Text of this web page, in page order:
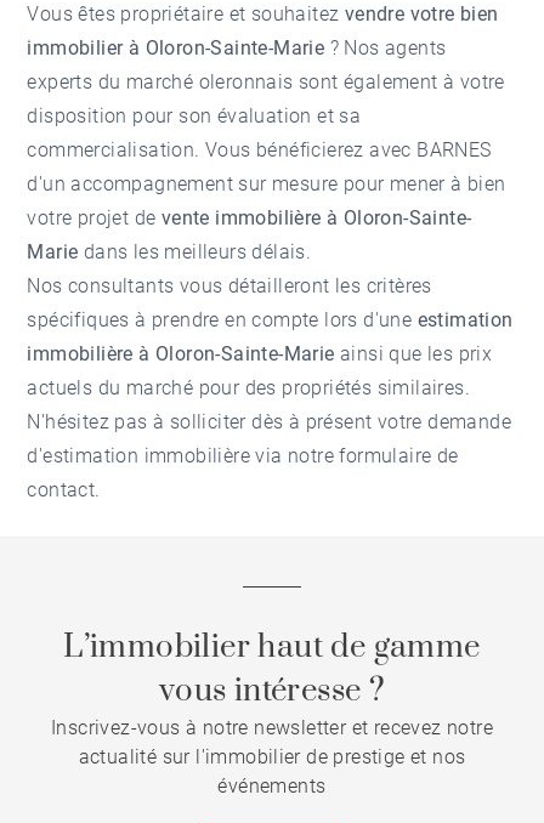
Vous êtes propriétaire et souhaitez vendre votre bien
immobilier à Oloron-Sainte-Marie ? Nos agents
experts du marché oleronnais sont également à votre
disposition pour son évaluation et sa
commercialisation. Vous bénéficierez avec BARNES
d'un accompagnement sur mesure pour mener à bien
votre projet de vente immobilière à Oloron-Sainte-
Marie dans les meilleurs délais.
Nos consultants vous détailleront les critères
spécifiques à prendre en compte lors d'une estimation
immobilière à Oloron-Sainte-Marie ainsi que les prix
actuels du marché pour des propriétés similaires.
N'hésitez pas à solliciter dès à présent votre demande
d'estimation immobilière via notre formulaire de
contact.
L’immobilier haut de gamme
vous intéresse ?
Inscrivez-vous à notre newsletter et recevez notre
actualité sur l'immobilier de prestige et nos
événements